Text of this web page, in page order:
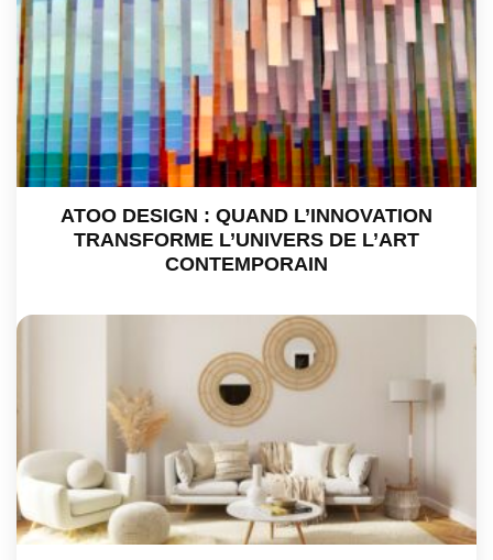
ATOO DESIGN : QUAND L’INNOVATION
TRANSFORME L’UNIVERS DE L’ART
CONTEMPORAIN